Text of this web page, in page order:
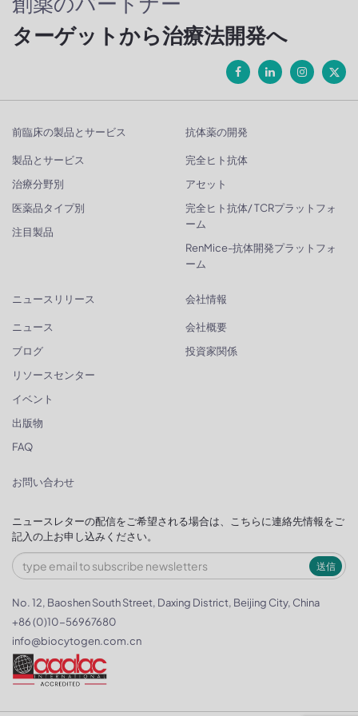
ターゲットから治療法開発へ
前臨床の製品とサービス
製品とサービス
治療分野別
医薬品タイプ別
注目製品
抗体薬の開発
完全ヒト抗体
アセット
完全ヒト抗体/ TCRプラットフォ
ーム
RenMice-抗体開発プラットフォ
ーム
ニュースリリース
ニュース
ブログ
リソースセンター
イベント
出版物
FAQ
会社情報
会社概要
投資家関係
お問い合わせ
ニュースレターの配信をご希望される場合は、こちらに連絡先情報をご
記入の上お申し込みください。
送信
No. 12, Baoshen South Street, Daxing District, Beijing City, China
+86 (0)10-56967680
info@biocytogen.com.cn